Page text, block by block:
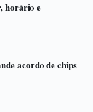
horário e
acordo de chips